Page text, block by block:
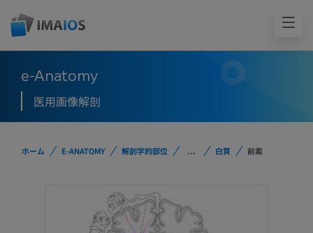
e-Anatomy
医用画像解剖
ホーム E-ANATOMY 解剖学的部位 ... 白質 前索